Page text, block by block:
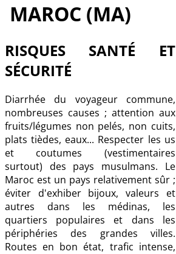
MAROC (MA)
RISQUES SANTÉ ET
SÉCURITÉ
Diarrhée du voyageur commune,
nombreuses causes ; attention aux
fruits/légumes non pelés, non cuits,
plats tièdes, eaux... Respecter les us
et coutumes (vestimentaires
surtout) des pays musulmans. Le
Maroc est un pays relativement sûr ;
éviter d'exhiber bijoux, valeurs et
autres dans les médinas, les
quartiers populaires et dans les
périphéries des grandes villes.
Routes en bon état, trafic intense,